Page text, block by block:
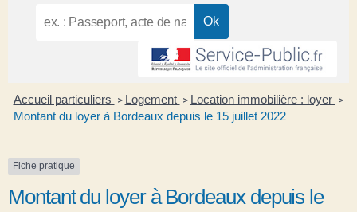
Accueil particuliers > Logement > Location immobilière : loyer >
Montant du loyer à Bordeaux depuis le 15 juillet 2022
Fiche pratique
Montant du loyer à Bordeaux depuis le